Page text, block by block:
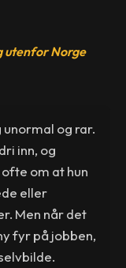
utenfor Norge
og rar.
inn, og
om at hun
eller
Men når det
fyr på jobben,